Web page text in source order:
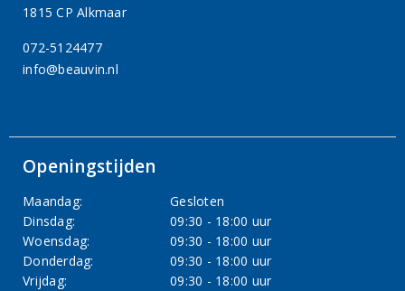
1815 CP Alkmaar
072-5124477
info@beauvin.nl
Openingstijden
Maandag:
Gesloten
Dinsdag:
09:30 - 18:00 uur
Woensdag:
09:30 - 18:00 uur
Donderdag:
09:30 - 18:00 uur
Vrijdag:
09:30 - 18:00 uur